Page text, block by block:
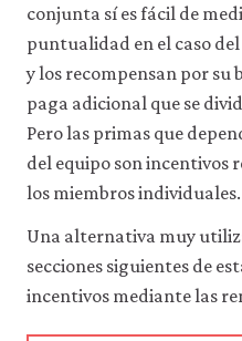
conjunta sí es fácil de
puntualidad en el caso
y los recompensan por su
paga adicional que se
Pero las primas que
del equipo son incentivos
los miembros individuales.
Una alternativa muy
secciones siguientes de
incentivos mediante las